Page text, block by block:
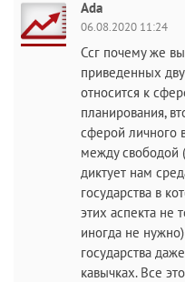
Ada
06.08.2020 11:24
Ссг почему же
приведенных
относится к
планирования,
сферой личного
между свободой
диктует нам
государства в
этих аспекта не
иногда не
государства
кавычках. Все